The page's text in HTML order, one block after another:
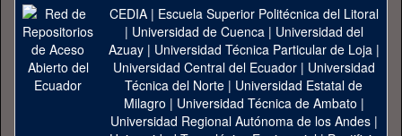
CEDIA| Escuela Superior Politécnica del Litoral
| Universidad de Cuenca| Universidad del
Azuay| Universidad Técnica Particular de Loja|
Universidad Central del Ecuador| Universidad
Técnica del Norte | Universidad Estatal de
Milagro | Universidad Técnica de Ambato |
Universidad Regional Autónoma de los Andes|